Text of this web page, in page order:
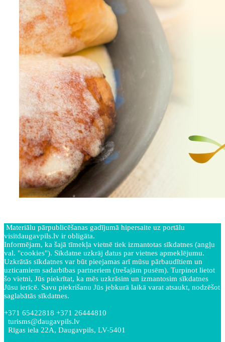
Materiālu pārpublicēšanas gadījumā hipersaite uz portālu
visitdaugavpils.lv ir obligāta.
Informējam, ka šajā tīmekļa vietnē tiek izmantotas sīkdatnes (angļu
val. "cookies"). Sīkdatne uzkrāj datus par vietnes apmeklējumu.
Uzkrātās sīkdatnes var būt pieejamas arī mūsu pārbaudītiem un
uzticamiem sadarbības partneriem (trešajām pusēm). Turpinot lietot
šo vietni, Jūs piekrītat, ka mēs uzkrāsim un izmantosim sīkdatnes
Jūsu ierīcē. Savu piekrišanu Jūs jebkurā laikā varat atsaukt, nodzēšot
saglabātās sīkdatnes.
+371 65422818 +371 26444810
turisms@daugavpils.lv
Rīgas iela 22A, Daugavpils, LV-5401